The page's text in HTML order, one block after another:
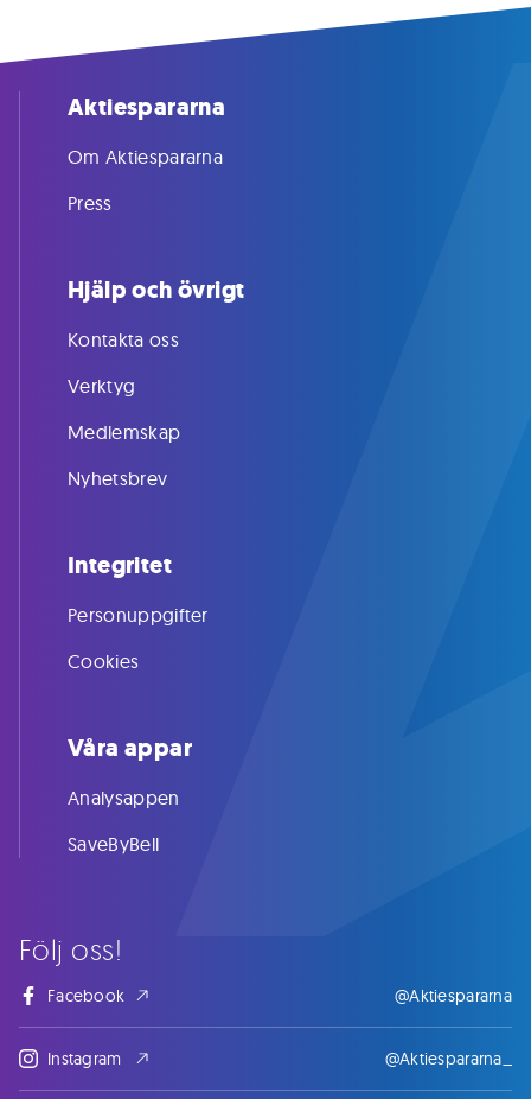
Följ oss!
Facebook @Aktiespararna
Instagram @Aktiespararna_
Aktiespararna
Om Aktiespararna
Press
Hjälp och övrigt
Kontakta oss
Verktyg
Medlemskap
Nyhetsbrev
Integritet
Personuppgifter
Cookies
Våra appar
Analysappen
SaveByBell